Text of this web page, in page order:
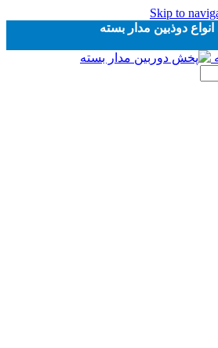
Skip to
دوذبین مدار بسته